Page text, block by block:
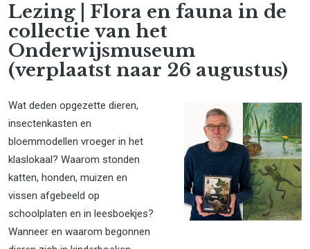
Lezing | Flora en fauna in de
collectie van het
Onderwijsmuseum
(verplaatst naar 26 augustus)
Wat deden opgezette dieren,
insectenkasten en
bloemmodellen vroeger in het
klaslokaal? Waarom stonden
katten, honden, muizen en
vissen afgebeeld op
schoolplaten en in leesboekjes?
Wanneer en waarom begonnen